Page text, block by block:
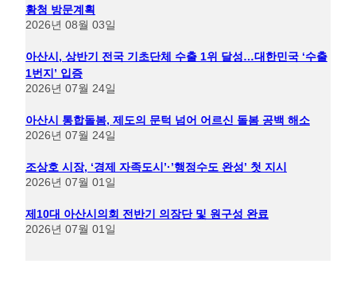
황청 방문계획
2026년 08월 03일
아산시, 상반기 전국 기초단체 수출 1위 달성…대한민국 ‘수출
1번지’ 입증
2026년 07월 24일
아산시 통합돌봄, 제도의 문턱 넘어 어르신 돌봄 공백 해소
2026년 07월 24일
조상호 시장, ‘경제 자족도시’·’행정수도 완성’ 첫 지시
2026년 07월 01일
제10대 아산시의회 전반기 의장단 및 원구성 완료
2026년 07월 01일